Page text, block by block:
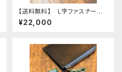
【送料無料】 L字ファスナー財
布 ブラック クリーム文鳥
文鳥 ブンチョウ ぶんちょう
¥22,000